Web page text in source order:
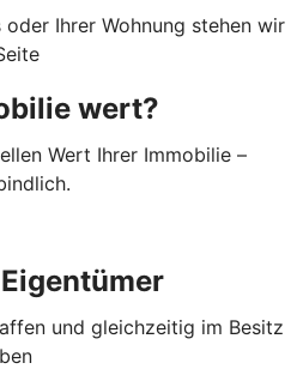
oder Ihrer Wohnung stehen wir
wert?
Wert Ihrer Immobilie –
und gleichzeitig im Besitz